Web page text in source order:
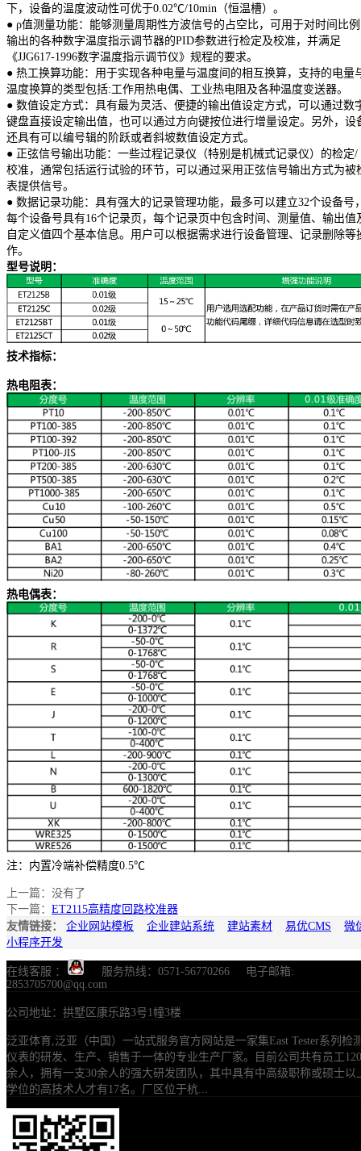
下，设备的温度波动性可优于0.02℃/10min（恒温槽）。
● ρ值测量功能：能够测量周期性方波信号的占空比，可用于对时间比例
输出的各种数字温度指示调节器的PID参数进行检定及校准，并满足
《JJG617-1996数字温度指示调节仪》规程的要求。
● 热工换算功能：用于实现各种电量与温度间的相互换算，支持的电量
温度换算的类型包括:工作用热电偶、工业热电阻及各种温度变送器。
● 数值设定方式：具有最为灵活、便捷的输出值设定方式，可以通过数
键盘直接设定输出值，也可以通过方向键按位进行增量设定。另外，设
还具有可以编号辑的阶跃或者斜坡数值设定方式。
● 正弦信号输出功能：一些过程记录仪（特别是机械式记录仪）的检定/
校准，通常包括运行试验的环节，可以通过采用正弦信号输出方式为被
表提供信号。
● 数据记录功能：具有强大的记录管理功能，最多可以建立32个设备号
每个设备号具有16个记录页，每个记录页中包含时间、测量值、输出值
自定义值四个基本信息。用户可以根据需求进行设备管理、记录删除等
作。
型号说明：
技术指标：
热电阻表：
热电偶表：
注：内置冷端补偿精度0.5℃
上一篇：没有了
下一篇： ET2115高精度回路校准器
友情链接：
企业网站模板 企业建站系统 建站素材 易优CMS
微
小程序开发
在线客服 ：
服务热线：0571-56770266 电子邮箱:
2853705700@qq.com
公司地址：拱墅区康乐路3号1幢3楼
泛亚体育,泛亚（中国）一站式服务官方网站是一家集East Tester系列检
仪表的研发、生产、销售于一体的专业生产厂家。目前公司共有员工120
余人，拥有一支30余人的强大研发团队，其中具有中高级职称或硕士以
学位的高技术人才有17名。厂区位于杭...